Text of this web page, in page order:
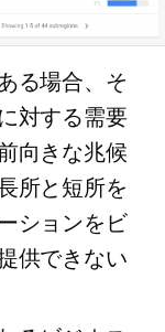
る場合、そ
対する需要
向きな兆候
所と短所を
ションをビ
供できない